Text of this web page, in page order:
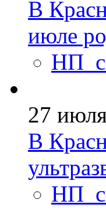
В
июле
27
В